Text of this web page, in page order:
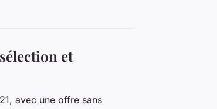
et
avec une offre sans